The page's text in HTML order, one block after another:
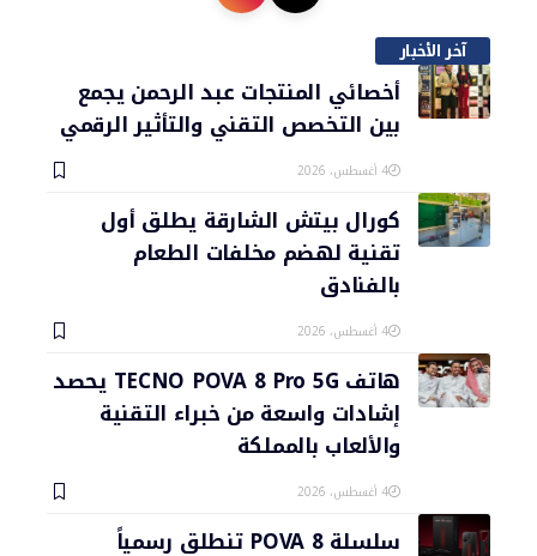
آخر الأخبار
أخصائي المنتجات عبد الرحمن يجمع
بين التخصص التقني والتأثير الرقمي
4 أغسطس، 2026
كورال بيتش الشارقة يطلق أول
تقنية لهضم مخلفات الطعام
بالفنادق
4 أغسطس، 2026
هاتف TECNO POVA 8 Pro 5G يحصد
إشادات واسعة من خبراء التقنية
والألعاب بالمملكة
4 أغسطس، 2026
سلسلة POVA 8 تنطلق رسمياً